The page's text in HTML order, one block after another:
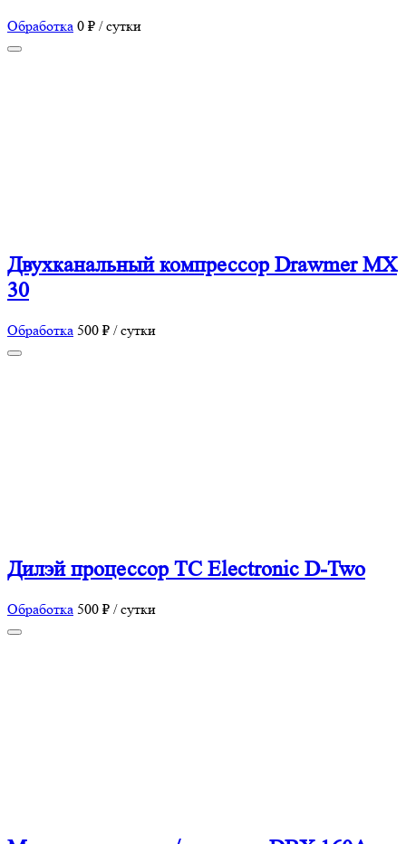
Обработка 0 ₽ / сутки
Двухканальный компрессор Drawmer MX
30
Обработка 500 ₽ / сутки
Дилэй процессор TC Electronic D-Two
Обработка 500 ₽ / сутки